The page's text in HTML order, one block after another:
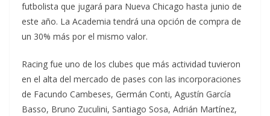
futbolista que jugará para Nueva Chicago hasta junio de
este año. La Academia tendrá una opción de compra de
un 30% más por el mismo valor.
Racing fue uno de los clubes que más actividad tuvieron
en el alta del mercado de pases con las incorporaciones
de Facundo Cambeses, Germán Conti, Agustín García
Basso, Bruno Zuculini, Santiago Sosa, Adrián Martínez,